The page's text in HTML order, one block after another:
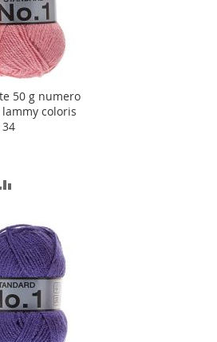
50 g numero
lammy coloris
COMPARATEUR